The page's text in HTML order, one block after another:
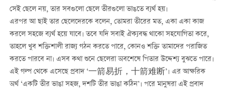
সেই ছেলে নয়, তার সবগুলো ছেলে তীরগুলো ভাঙতে ব্যর্থ হয়।
এরপর আ ছাই তার ছেলেদেরকে বলেন, তোমরা তীরের মত, একা একা কাজ
করলে সহজে ব্যর্থ হয়ে যাবে। তবে যদি সবাই ঐক্যবদ্ধ থাকো সহযোগিতা করে,
তাহলে খুব শক্তিশালী রাজ্য গঠন করতে পারে, কোনও শক্তি তামাদের পরাজিত
করতে পারবে না। এসব কথা শুনে ছেলেরা অবশেষে পিতার উদ্দেশ্য বুঝতে পারে।
এই গল্প থেকে এসেছে প্রবাদ ‘一箭易折，十箭难断’। এর আক্ষরিক
অর্থ ‘একটি তীর ভাঙা সহজ, দশটি তীর ভাঙা কঠিন’। পরে মানুষরা এই প্রবাদ